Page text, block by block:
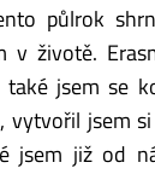
půlrok
v životě.
jsem se
vytvořil jsem
jsem již od